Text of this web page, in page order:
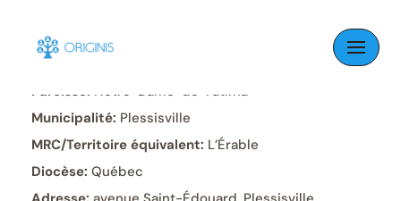
Skip
content
Paroisse: Notre-Dame-de-Fatima
Municipalité: Plessisville
MRC/Territoire équivalent: L’Érable
Diocèse: Québec